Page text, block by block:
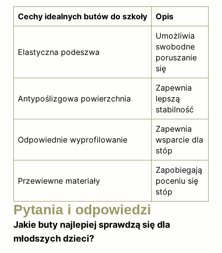
Cechy idealnych butów do szkoły Opis
Elastyczna podeszwa
Umożliwia
swobodne
poruszanie
się
Antypoślizgowa powierzchnia
Zapewnia
lepszą
stabilność
Odpowiednie wyprofilowanie
Zapewnia
wsparcie dla
stóp
Przewiewne materiały
Zapobiegają
poceniu się
stóp
Pytania i odpowiedzi
Jakie buty najlepiej sprawdzą się dla
młodszych dzieci?